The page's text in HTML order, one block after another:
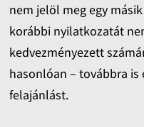
nem jelöl meg egy
korábbi nyilatkozatát
kedvezményezett
hasonlóan – továbbra
felajánlást.